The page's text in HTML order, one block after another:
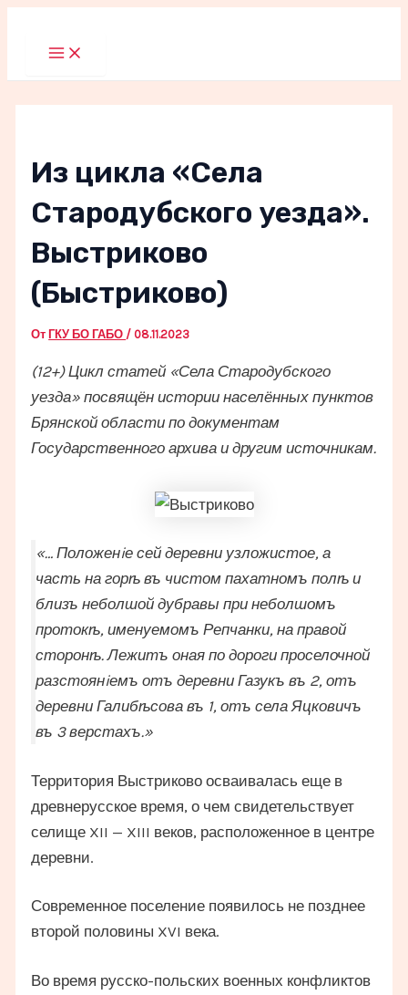
Main
Menu
Из цикла «Села
Стародубского уезда».
Выстриково
(Быстриково)
ОтГКУ БО ГАБО / 08.11.2023
(12+) Цикл статей «Села Стародубского
уезда» посвящён истории населённых пунктов
Брянской области по документам
Государственного архива и другим источникам.
«… Положенiе сей деревни узложистое, а
часть на горѣ въ чистом пахатномъ полѣ и
близъ неболшой дубравы при неболшомъ
протокѣ, именуемомъ Репчанки, на правой
сторонѣ. Лежитъ оная по дороги проселочной
разстоянiемъ отъ деревни Газукъ въ 2, отъ
деревни Галибѣсова въ 1, отъ села Яцковичъ
въ 3 верстахъ.»
Территория Выстриково осваивалась еще в
древнерусское время, о чем свидетельствует
селище XII — XIII веков, расположенное в центре
деревни.
Современное поселение появилось не позднее
второй половины XVI века.
Во время русско-польских военных конфликтов